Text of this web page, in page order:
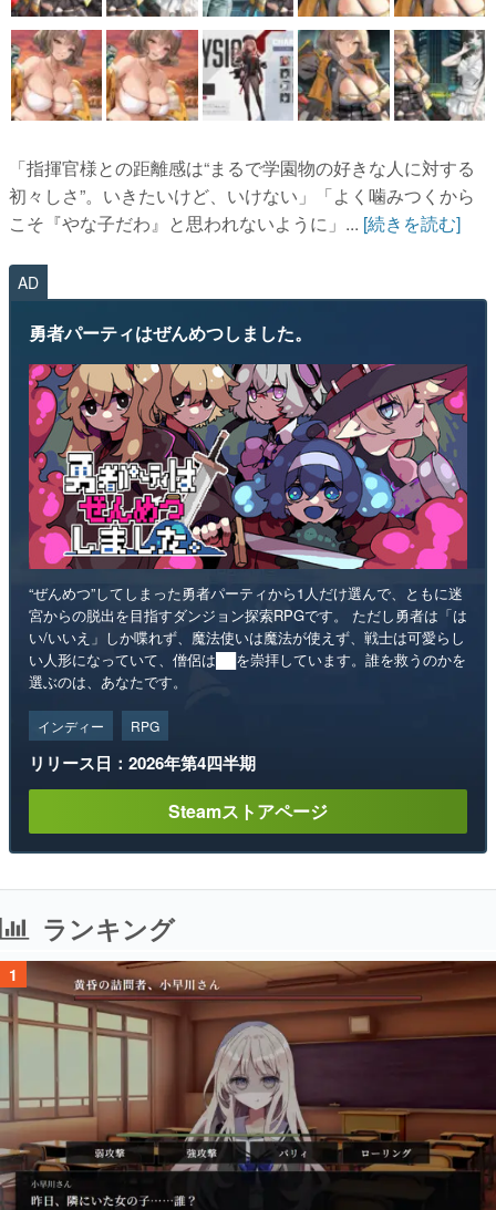
「指揮官様との距離感は“まるで学園物の好きな人に対する
初々しさ”。いきたいけど、いけない」「よく噛みつくから
こそ『やな子だわ』と思われないように」... [続きを読む]
AD
勇者パーティはぜんめつしました。
“ぜんめつ”してしまった勇者パーティから1人だけ選んで、ともに迷
宮からの脱出を目指すダンジョン探索RPGです。 ただし勇者は「は
い/いいえ」しか喋れず、魔法使いは魔法が使えず、戦士は可愛らし
い人形になっていて、僧侶は██を崇拝しています。誰を救うのかを
選ぶのは、あなたです。
インディー RPG
リリース日：2026年第4四半期
Steamストアページ
ランキング
1